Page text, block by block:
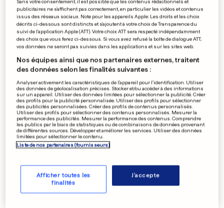
Sans votre consentement, il est possible que les contenus rédactionnels et
publicitaires ne s'affichent pas correctement, en particulier les vidéos et contenus
issus des réseaux sociaux. Note pour les appareils Apple: Les droits et les choix
décrits ci-dessous sont distincts et s'ajoutent à votre choix de Transparence du
suivi de l'application Apple (ATT). Votre choix ATT sera respecté indépendamment
des choix que vous ferez ci-dessous. Si vous avez refusé la boîte de dialogue ATT,
vos données ne seront pas suivies dans les applications et sur les sites web.
Nos équipes ainsi que nos partenaires externes, traitent
des données selon les finalités suivantes :
Analyser activement les caractéristiques de l’appareil pour l’identification. Utiliser
des données de géolocalisation précises. Stocker et/ou accéder à des informations
sur un appareil. Utiliser des données limitées pour sélectionner la publicité. Créer
des profils pour la publicité personnalisée. Utiliser des profils pour sélectionner
des publicités personnalisées. Créer des profils de contenus personnalisés.
Utiliser des profils pour sélectionner des contenus personnalisés. Mesurer la
performance des publicités. Mesurer la performance des contenus. Comprendre
les publics par le biais de statistiques ou de combinaisons de données provenant
de différentes sources. Développer et améliorer les services. Utiliser des données
limitées pour sélectionner le contenu.
Liste de nos partenaires (fournisseurs)
Afficher toutes les
finalités
J'accepte